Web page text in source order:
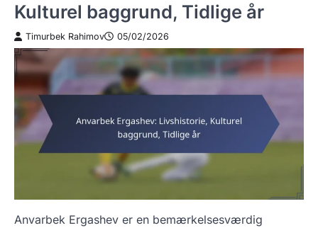
Kulturel baggrund, Tidlige år
Timurbek Rahimov 05/02/2026
Anvarbek Ergashev er en bemærkelsesværdig